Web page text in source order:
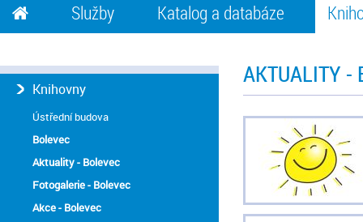
Služby Katalog a databáze
AKTUALITY -
Knihovny
Ústřední budova
Bolevec
Aktuality - Bolevec
Fotogalerie - Bolevec
Akce - Bolevec